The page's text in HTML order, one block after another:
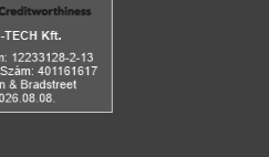
védelmét
a személyre szabott
valamint a
sütiket (cookie) használunk. A